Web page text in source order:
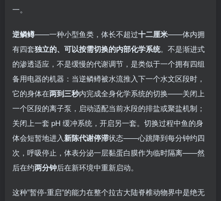
一。
逆鳞鳟——一种小型鱼类，体长不超过十二厘米——体内拥
有四套独立的、可以按需切换的内部化学系统。不是渐进式
的渗透适应，不是缓慢的代谢调节，是类似于一个拥有四组
备用电器的机器：当逆鳞鳟被水流推入下一个水文区段时，
它的身体在两到三秒内完成全身化学系统的切换——关闭上
一个区段的离子泵，启动适配当前水段的排盐或聚盐机制；
关闭上一套 pH 缓冲系统，开启另一套。切换过程中鱼的身
体会短暂地进入新陈代谢停滞状态——心跳降到每分钟约四
次，呼吸停止，体表分泌一层黏蛋白膜作为临时隔离——然
后在约两分钟后在新环境中重新启动。
这种”暂停-重启”的能力在整个拉古大陆脊椎动物界中是绝无